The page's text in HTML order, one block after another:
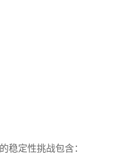
稳定性挑战包含：